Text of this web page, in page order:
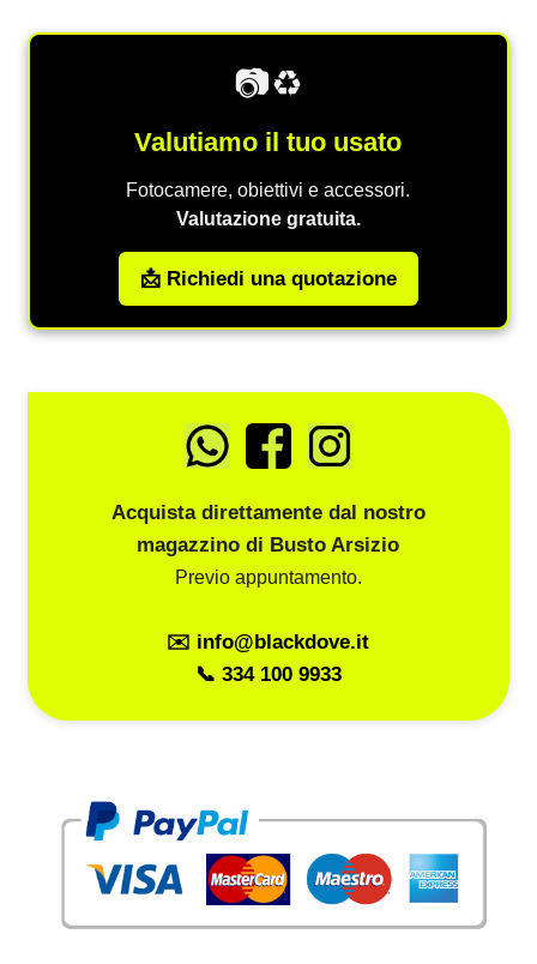
📷♻️
Valutiamo il tuo usato
Fotocamere, obiettivi e accessori.
Valutazione gratuita.
📩 Richiedi una quotazione
Acquista direttamente dal nostro
magazzino di Busto Arsizio
Previo appuntamento.
✉️ info@blackdove.it
📞 334 100 9933